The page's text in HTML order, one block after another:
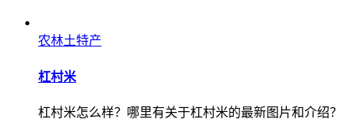
农林土特产
杠村米
杠村米怎么样？哪里有关于杠村米的最新图片和介绍？